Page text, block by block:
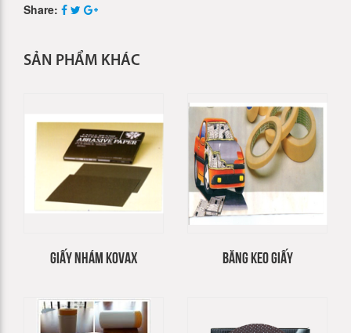
Share:
SẢN PHẨM KHÁC
GIẤY NHÁM KOVAX BĂNG KEO GIẤY